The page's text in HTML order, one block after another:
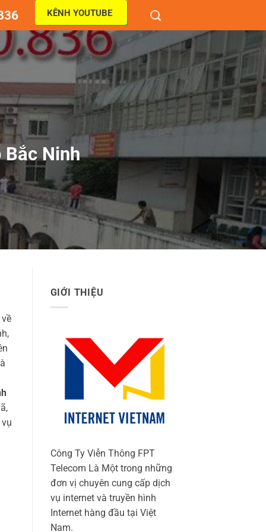
KÊNH YOUTUBE
Ninh
GIỚI THIỆU
Công Ty Viễn Thông FPT
Telecom Là Một trong những
đơn vị chuyên cung cấp dịch
vụ internet và truyền hình
Internet hàng đầu tại Việt
Nam.